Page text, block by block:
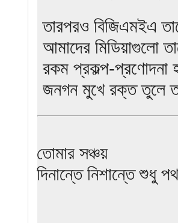
তারপরও বিজিএমইএ
আমাদের মিডিয়াগুলো
রকম প্রকল্প-প্রণোদনা
জনগন মুখে রক্ত তুলে
তোমার সঞ্চয়
দিনান্তে নিশান্তে শুধু